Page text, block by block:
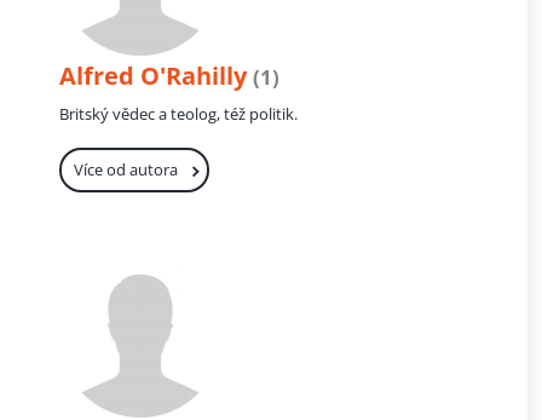
Alfred O'Rahilly (1)
Britský vědec a teolog, též politik.
Více od autora